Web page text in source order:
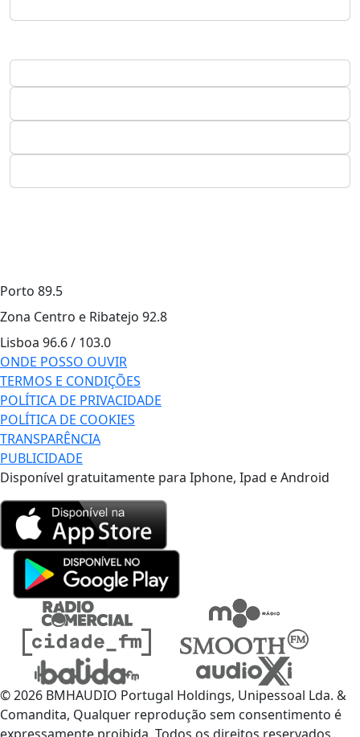
Porto 89.5
Zona Centro e Ribatejo 92.8
Lisboa 96.6 / 103.0
ONDE POSSO OUVIR
TERMOS E CONDIÇÕES
POLÍTICA DE PRIVACIDADE
POLÍTICA DE COOKIES
TRANSPARÊNCIA
PUBLICIDADE
Disponível gratuitamente para Iphone, Ipad e Android
© 2026 BMHAUDIO Portugal Holdings, Unipessoal Lda. &
Comandita, Qualquer reprodução sem consentimento é